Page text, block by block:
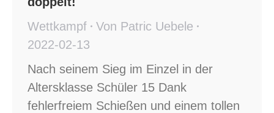
Wettkampf
Von Patric Uebele
2022-02-13
Nach seinem Sieg im Einzel in der
Altersklasse Schüler 15 Dank
fehlerfreiem Schießen und einem tollen